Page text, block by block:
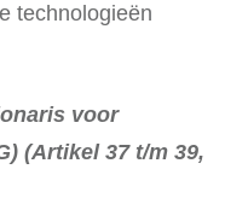
technologieën
voor
(Artikel 37 t/m 39,